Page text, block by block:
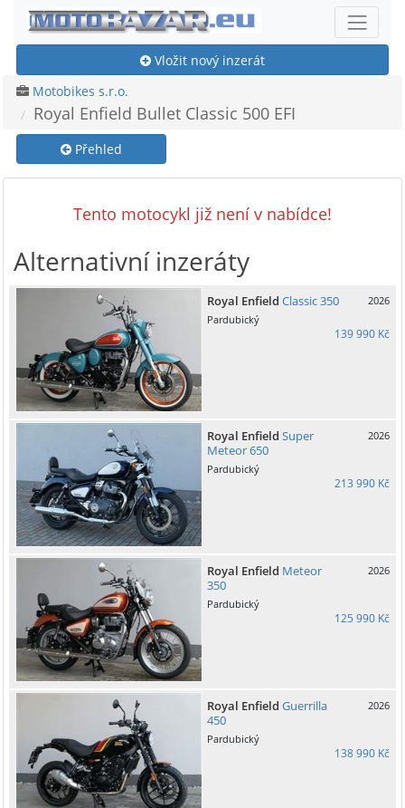
Vložit nový inzerát
Motobikes s.r.o.
Royal Enfield Bullet Classic 500 EFI
Přehled
Tento motocykl již není v nabídce!
Alternativní inzeráty
Royal Enfield Classic 350
2026
Pardubický
139 990 Kč
Royal Enfield Super
Meteor 650
2026
Pardubický
213 990 Kč
Royal Enfield Meteor
350
2026
Pardubický
125 990 Kč
Royal Enfield Guerrilla
450
2026
Pardubický
138 990 Kč